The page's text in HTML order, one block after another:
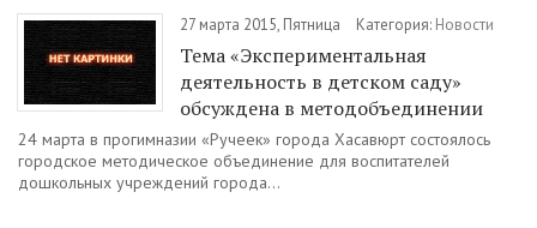
27 марта 2015, Пятница Категория: Новости
Тема «Экспериментальная
деятельность в детском саду»
обсуждена в методобъединении
24 марта в прогимназии «Ручеек» города Хасавюрт состоялось
городское методическое объединение для воспитателей
дошкольных учреждений города...